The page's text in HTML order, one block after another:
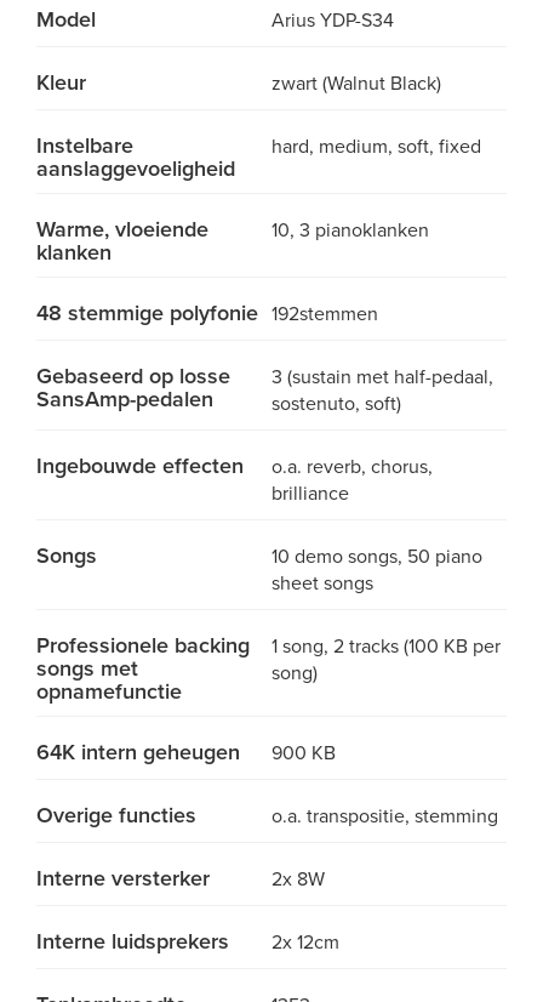
Model Arius YDP-S34
Kleur zwart (Walnut Black)
Instelbare
aanslaggevoeligheid
hard, medium, soft, fixed
Warme, vloeiende
klanken
10, 3 pianoklanken
48 stemmige polyfonie 192stemmen
Gebaseerd op losse
SansAmp-pedalen
3 (sustain met half-pedaal,
sostenuto, soft)
Ingebouwde effecten
o.a. reverb, chorus,
brilliance
Songs
10 demo songs, 50 piano
sheet songs
Professionele backing
songs met
opnamefunctie
1 song, 2 tracks (100 KB per
song)
64K intern geheugen 900 KB
Overige functies o.a. transpositie, stemming
Interne versterker 2x 8W
Interne luidsprekers 2x 12cm